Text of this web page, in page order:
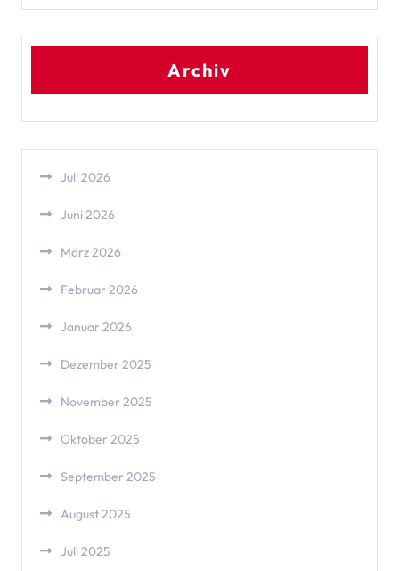
Archiv
Juli 2026
Juni 2026
März 2026
Februar 2026
Januar 2026
Dezember 2025
November 2025
Oktober 2025
September 2025
August 2025
Juli 2025